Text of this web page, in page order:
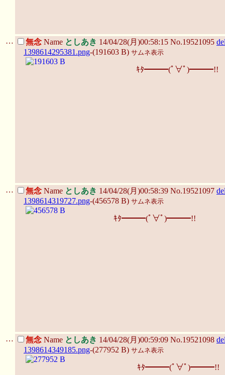
… 無念 Name としあき 14/04/28(月)00:58:15 No.19521095
1398614295381.png-(191603 B) サムネ表示
ｷﾀ━━━(ﾟ∀ﾟ)━━━!!
… 無念 Name としあき 14/04/28(月)00:58:39 No.19521097
1398614319727.png-(456578 B) サムネ表示
ｷﾀ━━━(ﾟ∀ﾟ)━━━!!
… 無念 Name としあき 14/04/28(月)00:59:09 No.19521098
1398614349185.png-(277952 B) サムネ表示
ｷﾀ━━━(ﾟ∀ﾟ)━━━!!